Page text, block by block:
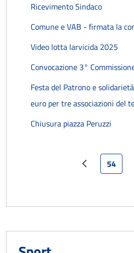
Ricevimento Sindaco
Comune e VAB - firmata la
Video lotta larvicida 2025
Convocazione 3°
Festa del Patrono e
euro per tre associazioni del
Chiusura piazza Peruzzi
Pagina
Pagina
54